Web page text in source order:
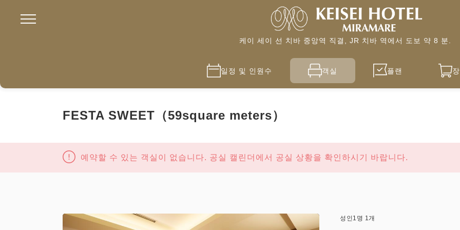
케이 세이 선 치바 중앙역 직결, JR 치바 역에서 도보 약 8 분.
일정 및 인원수 객실 플랜
FESTA SWEET（59square meters）
예약할 수 있는 객실이 없습니다. 공실 캘린더에서 공실 상황을 확인하시기 바랍니다.
성인 1 명 1개